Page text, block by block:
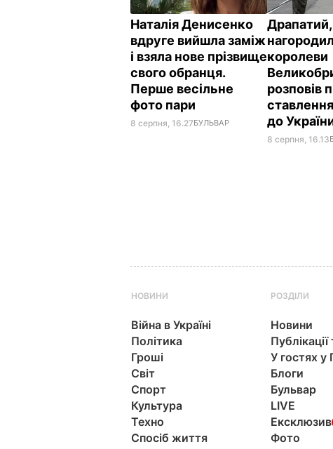
Наталія Денисенко
вдруге вийшла заміж
і взяла нове прізвище
свого обранця.
Перше весільне
фото пари
8 серпня, 16.27БУЛЬВАР
Драпатий,
королеви
розповів
до
8 серпня, 16.13
НОВИНИ
Війна в Україні
Політика
Гроші
Світ
Спорт
Культура
Техно
Спосіб життя
РОЗДІЛИ
Новини
У гостях у
Блоги
Бульвар
LIVE
Ексклюзив
Фото